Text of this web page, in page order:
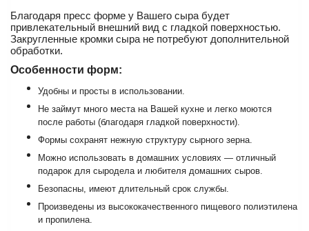
Благодаря пресс форме у Вашего сыра будет
привлекательный внешний вид с гладкой поверхностью.
Закругленные кромки сыра не потребуют дополнительной
обработки.
Особенности форм:
Удобны и просты в использовании.
Не займут много места на Вашей кухне и легко моются
после работы (благодаря гладкой поверхности).
Формы сохранят нежную структуру сырного зерна.
Можно использовать в домашних условиях — отличный
подарок для сыродела и любителя домашних сыров.
Безопасны, имеют длительный срок службы.
Произведены из высококачественного пищевого полиэтилена
и пропилена.